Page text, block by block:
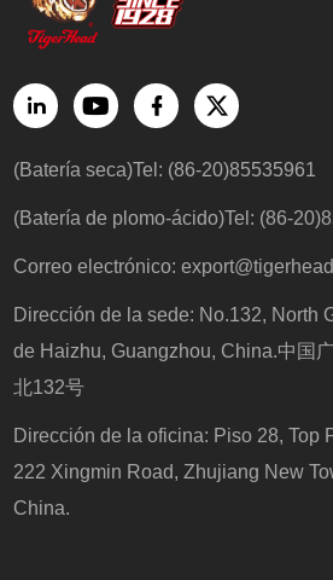
(Batería seca)Tel: (86-20)85535961
(Batería de plomo-ácido)Tel: (86-
Correo electrónico:
Dirección de la sede: No.132, North
de Haizhu, Guangzhou, China.中国
北132号
Dirección de la oficina: Piso 28, Top
222 Xingmin Road, Zhujiang New
China.